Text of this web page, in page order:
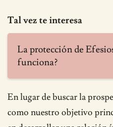
Tal vez te interesa
La protección de
funciona?
En lugar de buscar la
como nuestro objetivo